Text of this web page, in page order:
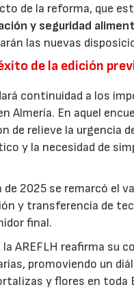
de la reforma, que
y seguridad
las nuevas
de la edición
continuidad a los
Almería. En aquel
de relieve la urgencia
y la necesidad de
de 2025 se remarcó el
y transferencia de
final.
AREFLH reafirma su
promoviendo un
y flores en toda